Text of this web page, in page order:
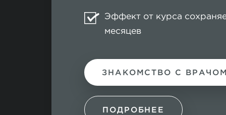
Эффект от курса
месяцев
ЗНАКОМСТВО С
ПОДРОБНЕЕ